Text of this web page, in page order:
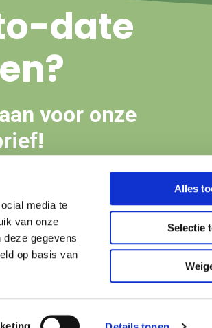
media te
van onze
gegevens
op basis van
Alles
Selectie
date
voor onze